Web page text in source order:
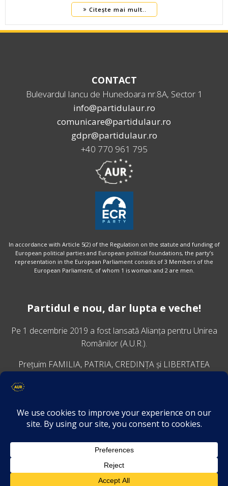
Citește mai mult..
CONTACT
Bulevardul Iancu de Hunedoara nr.8A, Sector 1
info@partidulaur.ro
comunicare@partidulaur.ro
gdpr@partidulaur.ro
+40 770 961 795
In accordance with Article 5(2) of the Regulation on the statute and funding of
European political parties and European political foundations, the party’s
representation in the European Parliament consists of 3 Members of the
European Parliament, of whom 1 is woman and 2 are men.
Partidul e nou, dar lupta e veche!
Pe 1 decembrie 2019 a fost lansatăAlianța pentru Unirea
Românilor (A.U.R.).
Prețuim FAMILIA, PATRIA, CREDINȚA și LIBERTATEA
VINO ALĂTURI DE NOI
Descarcă aplicația Platforma AUR
Termeni și condiții de confidențialitate
GDPR